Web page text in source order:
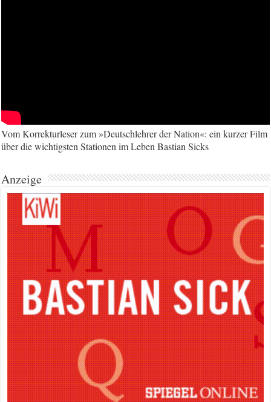
Vom Korrekturleser zum »Deutschlehrer der Nation«: ein kurzer Film
über die wichtigsten Stationen im Leben Bastian Sicks
Anzeige